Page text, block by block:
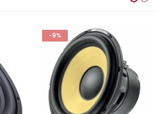
-9%